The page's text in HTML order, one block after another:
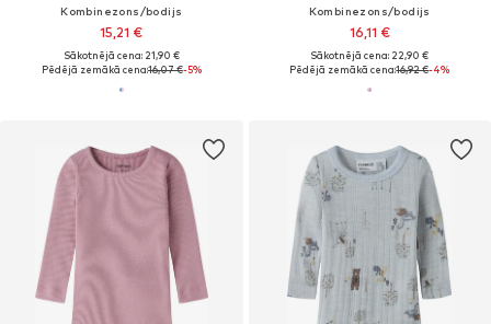
Kombinezons/bodijs
15,21 €
Sākotnējā cena: 21,90 €
Pēdējā zemākā cena:16,07 €-5%
Kombinezons/bodijs
16,11 €
Sākotnējā cena: 22,90 €
Pēdējā zemākā cena:16,92 €-4%